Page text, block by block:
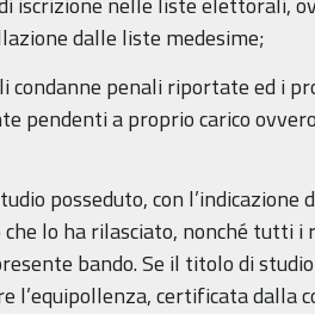
dalle liste medesime;
condanne penali riportate ed i
pendenti a proprio carico
posseduto, con l’indicazione
lo ha rilasciato, nonché tutti i
bando. Se il titolo di
l’equipollenza, certificata dalla